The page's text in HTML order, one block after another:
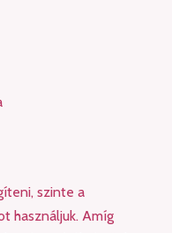
szinte a
használjuk. Amíg